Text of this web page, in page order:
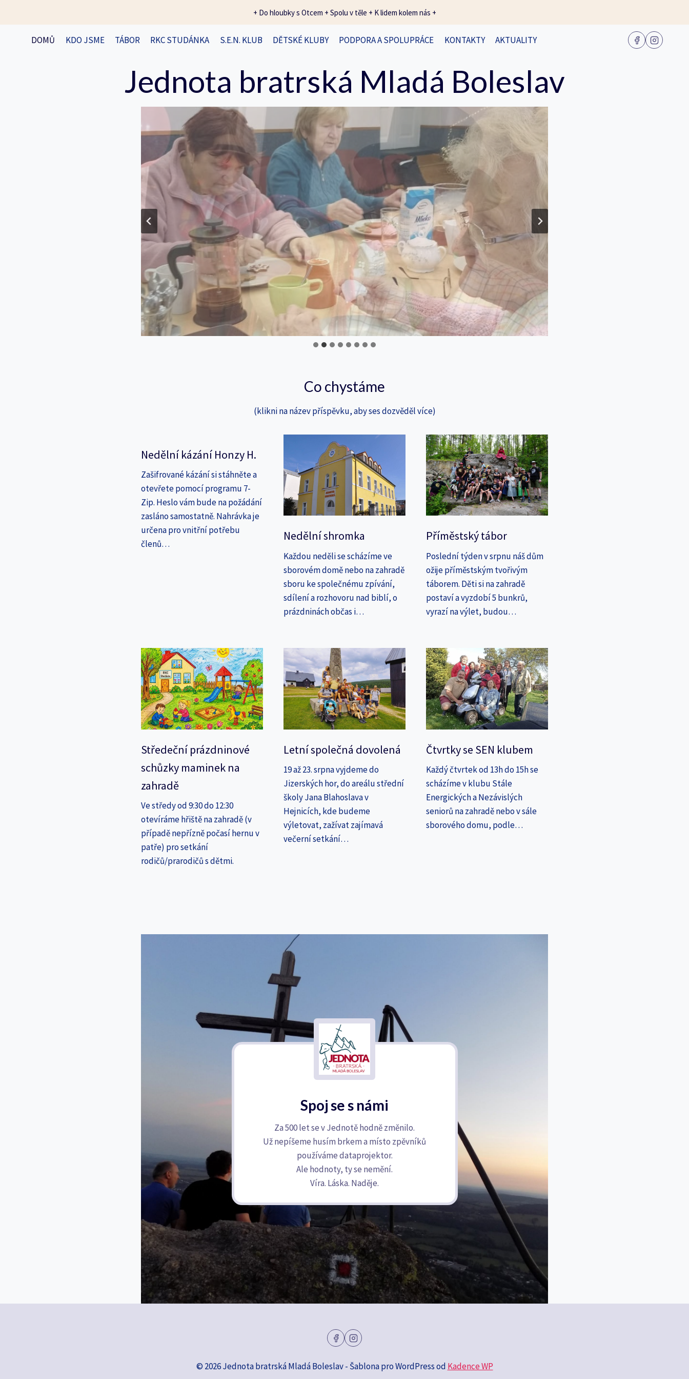
+ Do hloubky s Otcem + Spolu v těle + K lidem kolem nás +
DOMŮ KDO JSME TÁBOR RKC STUDÁNKA S.E.N. KLUB DĚTSKÉ KLUBY PODPORA A SPOLUPRÁCE KONTAKTY AKTUALITY
Jednota bratrská Mladá Boleslav
Co chystáme
(klikni na název příspěvku, aby ses dozvěděl více)
Nedělní kázání Honzy H.
Zašifrované kázání si stáhněte a
otevřete pomocí programu 7-
Zip. Heslo vám bude na požádání
zasláno samostatně. Nahrávka je
určena pro vnitřní potřebu
členů…
Nedělní shromka
Každou neděli se scházíme ve
sborovém domě nebo na zahradě
sboru ke společnému zpívání,
sdílení a rozhovoru nad biblí, o
prázdninách občas i…
Příměstský tábor
Poslední týden v srpnu náš dům
ožije příměstským tvořivým
táborem. Děti si na zahradě
postaví a vyzdobí 5 bunkrů,
vyrazí na výlet, budou…
Středeční prázdninové
schůzky maminek na
zahradě
Ve středy od 9:30 do 12:30
otevíráme hřiště na zahradě (v
případě nepřízně počasí hernu v
patře) pro setkání
rodičů/prarodičů s dětmi.
Letní společná dovolená
19 až 23. srpna vyjdeme do
Jizerských hor, do areálu střední
školy Jana Blahoslava v
Hejnicích, kde budeme
výletovat, zažívat zajímavá
večerní setkání…
Čtvrtky se SEN klubem
Každý čtvrtek od 13h do 15h se
scházíme v klubu Stále
Energických a Nezávislých
seniorů na zahradě nebo v sále
sborového domu, podle…
Spoj se s námi
Za 500 let se v Jednotě hodně změnilo.
Už nepíšeme husím brkem a místo zpěvníků
používáme dataprojektor.
Ale hodnoty, ty se nemění.
Víra. Láska. Naděje.
© 2026 Jednota bratrská Mladá Boleslav - Šablona pro WordPress od Kadence WP